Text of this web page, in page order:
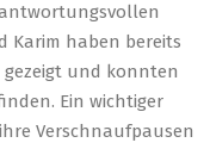
Karim haben bereits
und konnten
Ein wichtiger
Verschnaufpausen